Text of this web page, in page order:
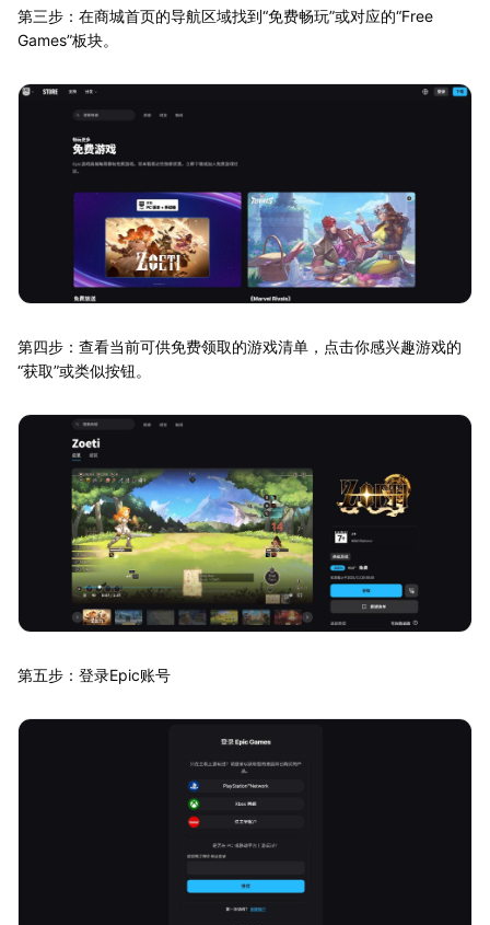
第三步：在商城首页的导航区域找到“免费畅玩”或对应的“Free
Games”板块。
第四步：查看当前可供免费领取的游戏清单，点击你感兴趣游戏的
“获取”或类似按钮。
第五步：登录Epic账号